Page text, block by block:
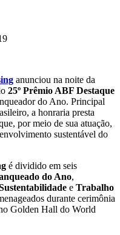
anunciou na noite da
25º Prêmio ABF Destaque
do Ano. Principal
a honraria presta
por meio de sua atuação,
sustentável do
é dividido em seis
do Ano,
e Trabalho
durante cerimônia
Golden Hall do World